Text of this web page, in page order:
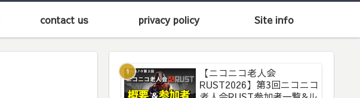
contact us privacy policy Site info
【ニコニコ老人会
RUST2026】第3回ニコニコ